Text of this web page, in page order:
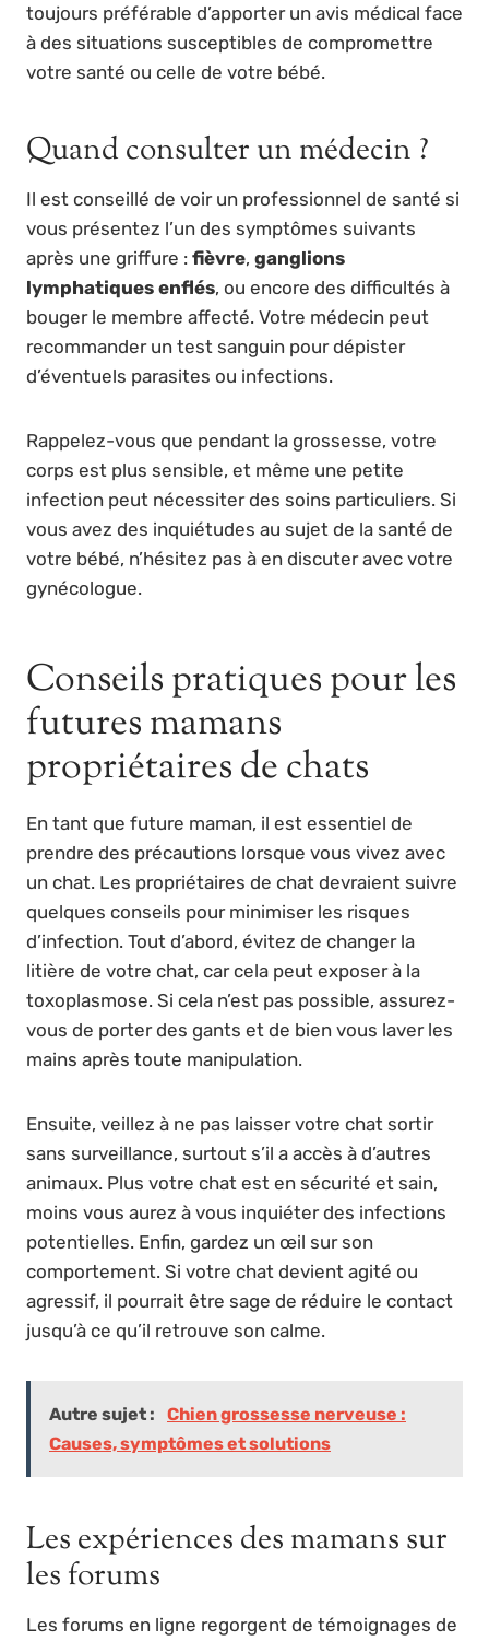
toujours préférable d’apporter un avis médical face
à des situations susceptibles de compromettre
votre santé ou celle de votre bébé.
Quand consulter un médecin ?
Il est conseillé de voir un professionnel de santé si
vous présentez l’un des symptômes suivants
après une griffure : fièvre, ganglions
lymphatiques enflés, ou encore des difficultés à
bouger le membre affecté. Votre médecin peut
recommander un test sanguin pour dépister
d’éventuels parasites ou infections.
Rappelez-vous que pendant la grossesse, votre
corps est plus sensible, et même une petite
infection peut nécessiter des soins particuliers. Si
vous avez des inquiétudes au sujet de la santé de
votre bébé, n’hésitez pas à en discuter avec votre
gynécologue.
Conseils pratiques pour les
futures mamans
propriétaires de chats
En tant que future maman, il est essentiel de
prendre des précautions lorsque vous vivez avec
un chat. Les propriétaires de chat devraient suivre
quelques conseils pour minimiser les risques
d’infection. Tout d’abord, évitez de changer la
litière de votre chat, car cela peut exposer à la
toxoplasmose. Si cela n’est pas possible, assurez-
vous de porter des gants et de bien vous laver les
mains après toute manipulation.
Ensuite, veillez à ne pas laisser votre chat sortir
sans surveillance, surtout s’il a accès à d’autres
animaux. Plus votre chat est en sécurité et sain,
moins vous aurez à vous inquiéter des infections
potentielles. Enfin, gardez un œil sur son
comportement. Si votre chat devient agité ou
agressif, il pourrait être sage de réduire le contact
jusqu’à ce qu’il retrouve son calme.
Autre sujet :
Chien grossesse nerveuse :
Causes, symptômes et solutions
Les expériences des mamans sur
les forums
Les forums en ligne regorgent de témoignages de